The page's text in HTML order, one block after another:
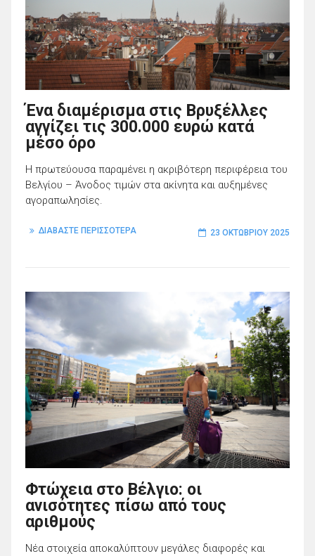
Ένα διαμέρισμα στις Βρυξέλλες
αγγίζει τις 300.000 ευρώ κατά
μέσο όρο
Η πρωτεύουσα παραμένει η ακριβότερη περιφέρεια του
Βελγίου – Άνοδος τιμών στα ακίνητα και αυξημένες
αγοραπωλησίες.
ΔΙΑΒΑΣΤΕ ΠΕΡΙΣΣΟΤΕΡΑ 23 ΟΚΤΩΒΡΊΟΥ 2025
Φτώχεια στο Βέλγιο: οι
ανισότητες πίσω από τους
αριθμούς
Νέα στοιχεία αποκαλύπτουν μεγάλες διαφορές και